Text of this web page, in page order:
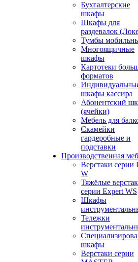
Бухгалтерские
шкафы
Шкафы для
раздевалок
Тумбы
Многоящичные
шкафы
Картотеки
форматов
шкафы кассира
Абонентский
(ячейки)
Мебель для
Скамейки
гардеробные и
подставки
Производственная
Верстаки серии
W
Тяжёлые
серии Expert WS
Шкафы
Тележки
шкафы
Верстаки серии